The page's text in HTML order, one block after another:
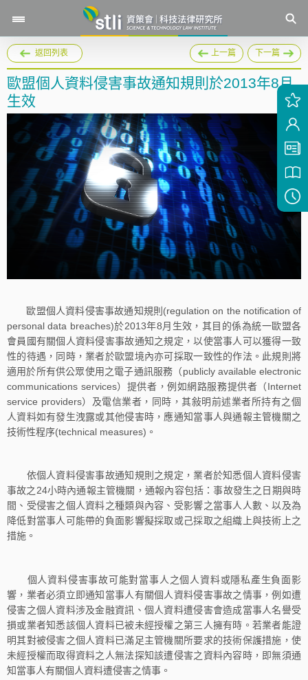
返回列表 上一篇 下一篇
歐盟個人資料侵害事故通知規則於2013年8月
生效
歐盟個人資料侵害事故通知規則(regulation on the notification of
personal data breaches)於2013年8月生效，其目的係為統一歐盟各
會員國有關個人資料侵害事故通知之規定，以使當事人可以獲得一致
性的待遇，同時，業者於歐盟境內亦可採取一致性的作法。此規則將
適用於所有供公眾使用之電子通訊服務（publicly available electronic
communications services）提供者，例如網路服務提供者（Internet
service providers）及電信業者，同時，其敍明前述業者所持有之個
人資料如有發生洩露或其他侵害時，應通知當事人與通報主管機關之
技術性程序(technical measures)。
依個人資料侵害事故通知規則之規定，業者於知悉個人資料侵害
事故之24小時內通報主管機關，通報內容包括：事故發生之日期與時
間、受侵害之個人資料之種類與內容、受影響之當事人人數、以及為
降低對當事人可能帶的負面影響擬採取或己採取之組織上與技術上之
措施。
個人資料侵害事故可能對當事人之個人資料或隱私產生負面影
響，業者必須立即通知當事人有關個人資料侵害事故之情事，例如遭
侵害之個人資料涉及金融資訊、個人資料遭侵害會造成當事人名譽受
損或業者知悉該個人資料已被未經授權之第三人擁有時。若業者能證
明其對被侵害之個人資料已滿足主管機關所要求的技術保護措施，使
未經授權而取得資料之人無法探知該遭侵害之資料內容時，即無須通
知當事人有關個人資料遭侵害之情事。